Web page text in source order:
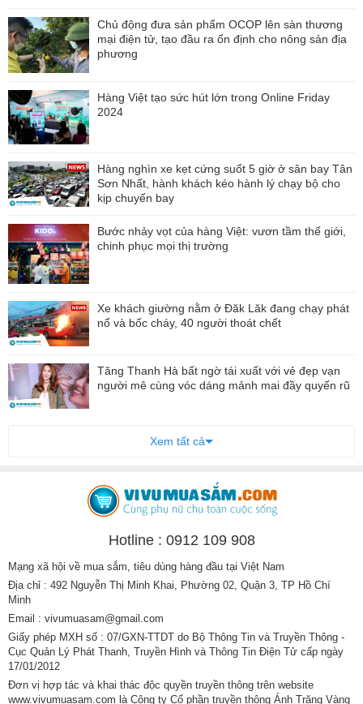
Chủ động đưa sản phẩm OCOP lên sàn thương
mại điện tử, tạo đầu ra ổn định cho nông sản địa
phương
Hàng Việt tạo sức hút lớn trong Online Friday
2024
Hàng nghìn xe kẹt cứng suốt 5 giờ ở sân bay Tân
Sơn Nhất, hành khách kéo hành lý chạy bộ cho
kịp chuyến bay
Bước nhảy vọt của hàng Việt: vươn tầm thế giới,
chinh phục mọi thị trường
Xe khách giường nằm ở Đăk Lăk đang chạy phát
nổ và bốc cháy, 40 người thoát chết
Tăng Thanh Hà bất ngờ tái xuất với vẻ đẹp vạn
người mê cùng vóc dáng mảnh mai đầy quyến rũ
Xem tất cả
Hotline : 0912 109 908
Mạng xã hội về mua sắm, tiêu dùng hàng đầu tại Việt Nam
Địa chỉ : 492 Nguyễn Thị Minh Khai, Phường 02, Quận 3, TP Hồ Chí
Minh
Email : vivumuasam@gmail.com
Giấy phép MXH số : 07/GXN-TTDT do Bộ Thông Tin và Truyền Thông -
Cục Quản Lý Phát Thanh, Truyền Hình và Thông Tin Điện Tử cấp ngày
17/01/2012
Đơn vị hợp tác và khai thác độc quyền truyền thông trên website
www.vivumuasam.com là Công ty Cổ phần truyền thông Ánh Trăng Vàng